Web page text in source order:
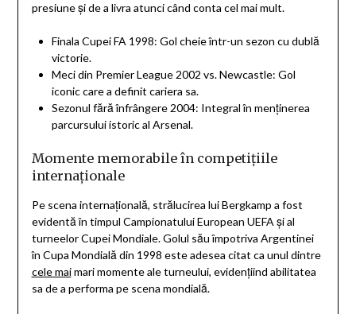
presiune și de a livra atunci când conta cel mai mult.
Finala Cupei FA 1998: Gol cheie într-un sezon cu dublă
victorie.
Meci din Premier League 2002 vs. Newcastle: Gol
iconic care a definit cariera sa.
Sezonul fără înfrângere 2004: Integral în menținerea
parcursului istoric al Arsenal.
Momente memorabile în competițiile
internaționale
Pe scena internațională, strălucirea lui Bergkamp a fost
evidentă în timpul Campionatului European UEFA și al
turneelor Cupei Mondiale. Golul său împotriva Argentinei
în Cupa Mondială din 1998 este adesea citat ca unul dintre
cele maimari momente ale turneului, evidențiind abilitatea
sa de a performa pe scena mondială.